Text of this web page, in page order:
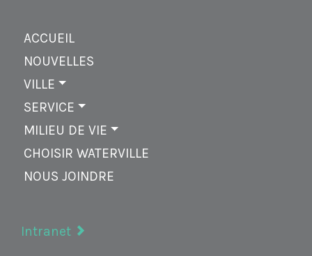
ACCUEIL
NOUVELLES
VILLE
SERVICE
MILIEU DE VIE
CHOISIR WATERVILLE
NOUS JOINDRE
Intranet